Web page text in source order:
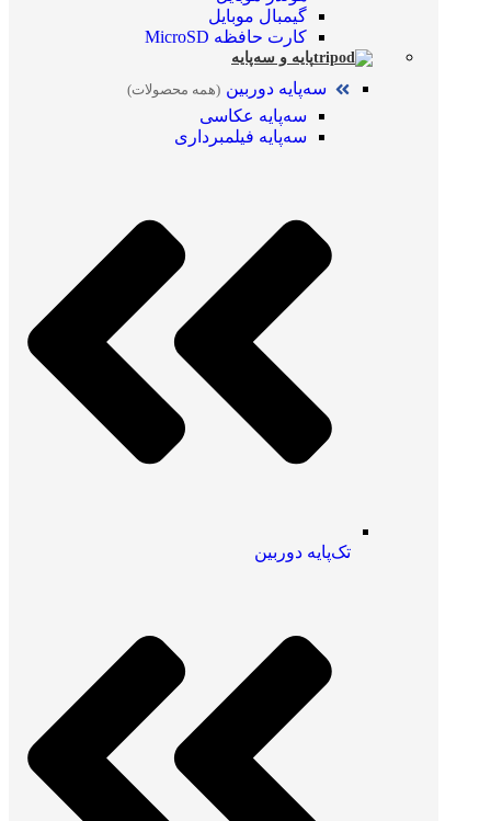
گیمبال موبایل
کارت حافظه MicroSD
پایه و سه‌پایه
سه‌پایه دوربین (همه محصولات)
سه‌پایه عکاسی
سه‌پایه فیلمبرداری
تک‌پایه دوربین